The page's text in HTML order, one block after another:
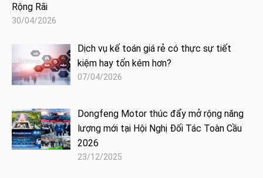
Rộng Rãi
30/04/2026
Dịch vụ kế toán giá rẻ có thực sự tiết
kiệm hay tốn kém hơn?
07/04/2026
Dongfeng Motor thúc đẩy mở rộng năng
lượng mới tại Hội Nghị Đối Tác Toàn Cầu
2026
23/12/2025